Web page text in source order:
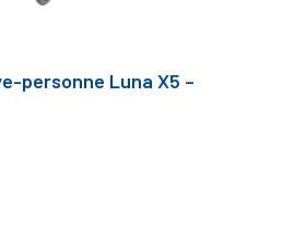
personne Luna X5 –